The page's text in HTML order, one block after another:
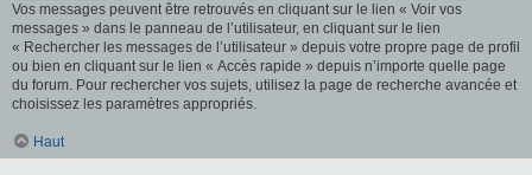
Vos messages peuvent être retrouvés en cliquant sur le lien « Voir vos
messages » dans le panneau de l’utilisateur, en cliquant sur le lien
« Rechercher les messages de l’utilisateur » depuis votre propre page de profil
ou bien en cliquant sur le lien « Accès rapide » depuis n’importe quelle page
du forum. Pour rechercher vos sujets, utilisez la page de recherche avancée et
choisissez les paramètres appropriés.
Haut